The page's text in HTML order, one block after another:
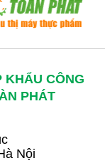
KHẨU CÔNG
PHÁT
Nội